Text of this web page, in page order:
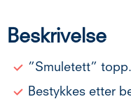
Beskrivelse
”Smuletett” topp.
Bestykkes etter